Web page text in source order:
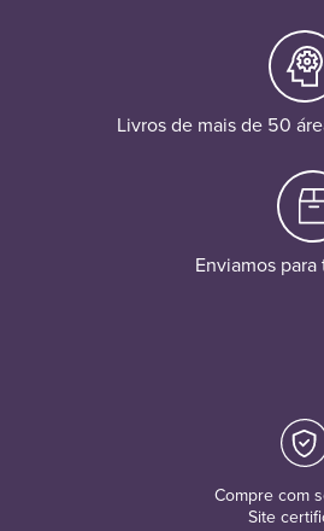
Livros de mais de 50
Enviamos
Compre com
Site